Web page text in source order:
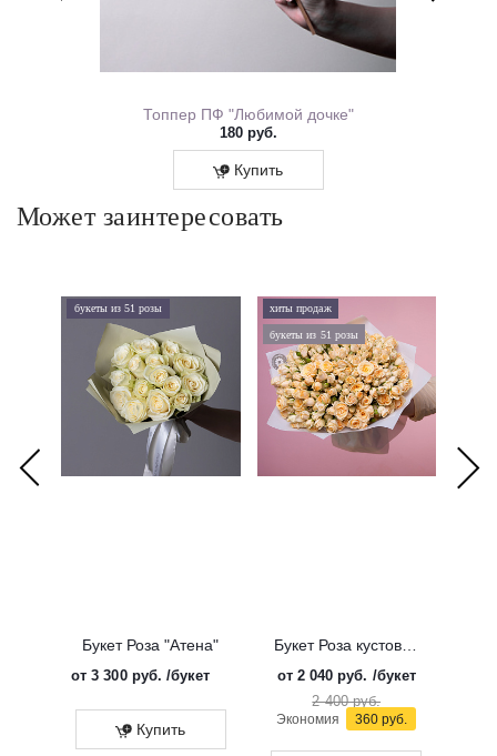
Топпер ПФ "Любимой дочке"
180 руб.
Купить
Может заинтересовать
букеты из 51 розы
Букет Роза "Атена"
от3 300 руб. /букет
Купить
хиты продаж
букеты из 51 розы
Букет Роза кустовая "Солинеро"
от 2 040 руб. /букет
2 400 руб.
Экономия 360 руб.